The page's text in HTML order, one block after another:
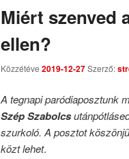
Miért szenved
ellen?
Közzétéve 2019-12-27Szerző:
A tegnapi paródiaposztunk
Szép Szabolcs
szurkoló. A posztot
közt lehet.